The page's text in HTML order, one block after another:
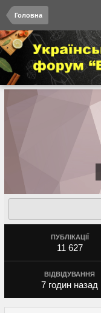
Головна
ПУБЛІКАЦІЇ
11 627
ВІДВІДУВАННЯ
7 годин назад